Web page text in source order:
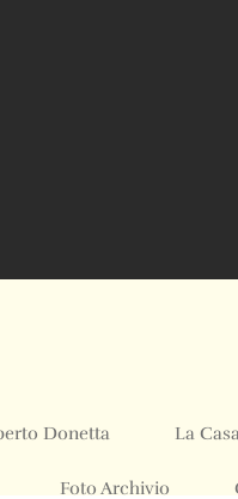
Donetta La
Foto Archivio